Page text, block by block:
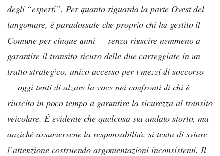
degli “esperti”. Per quanto riguarda la parte Ovest del
lungomare, è paradossale che proprio chi ha gestito il
Comune per cinque anni — senza riuscire nemmeno a
garantire il transito sicuro delle due carreggiate in un
tratto strategico, unico accesso per i mezzi di soccorso
— oggi tenti di alzare la voce nei confronti di chi è
riuscito in poco tempo a garantire la sicurezza al transito
veicolare. È evidente che qualcosa sia andato storto, ma
anziché assumersene la responsabilità, si tenta di sviare
l’attenzione costruendo argomentazioni inconsistenti. Il